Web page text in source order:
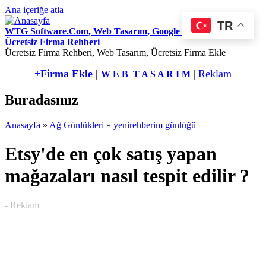
Ana içeriğe atla
WTG Software.Com, Web Tasarım, Google Seo Hizmetleri,
Ücretsiz Firma Rehberi
Ücretsiz Firma Rehberi, Web Tasarım, Ücretsiz Firma Ekle
+Firma Ekle | W E B T A S A R I M | Reklam
Buradasınız
Anasayfa » Ağ Günlükleri » yenirehberim günlüğü
Etsy'de en çok satış yapan
mağazaları nasıl tespit edilir ?
- Reklam
TR